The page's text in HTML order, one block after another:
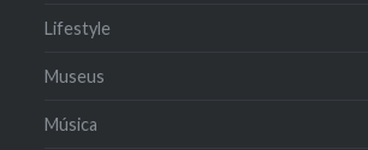
Lifestyle
Museus
Música